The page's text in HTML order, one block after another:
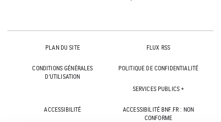
PLAN DU SITE FLUX RSS
CONDITIONS GÉNÉRALES
D'UTILISATION
POLITIQUE DE CONFIDENTIALITÉ
SERVICES PUBLICS +
ACCESSIBILITÉ
ACCESSIBILITÉ BNF.FR : NON
CONFORME